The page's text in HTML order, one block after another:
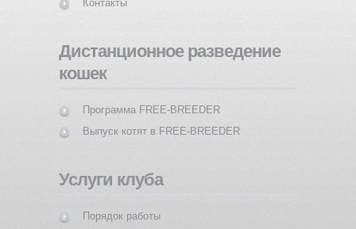
Контакты
Дистанционное разведение
кошек
Программа FREE-BREEDER
Выпуск котят в FREE-BREEDER
Услуги клуба
Порядок работы